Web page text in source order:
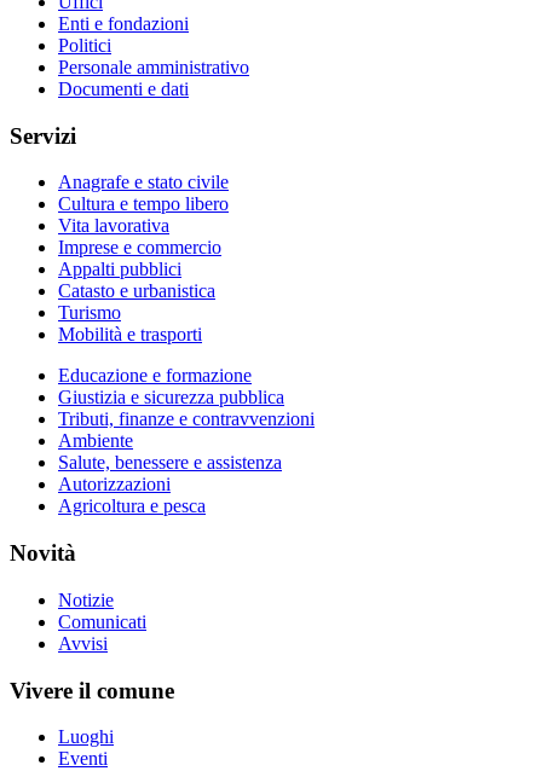
Enti e fondazioni
Politici
Personale amministrativo
Documenti e dati
Servizi
Anagrafe e stato civile
Cultura e tempo libero
Vita lavorativa
Imprese e commercio
Appalti pubblici
Catasto e urbanistica
Turismo
Mobilità e trasporti
Educazione e formazione
Giustizia e sicurezza pubblica
Tributi, finanze e contravvenzioni
Ambiente
Salute, benessere e assistenza
Autorizzazioni
Agricoltura e pesca
Novità
Notizie
Comunicati
Avvisi
Vivere il comune
Luoghi
Eventi